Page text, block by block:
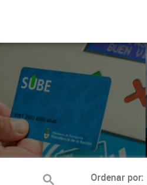
Ordenar por